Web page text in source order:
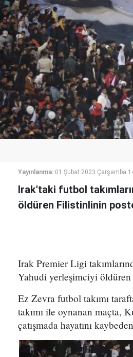
Yayınlanma: 01 Şubat 2023 Çarşamba
Irak'taki futbol
öldüren Filistinlinin
Irak Premier Ligi
Yahudi yerleşimciyi öldüren
Ez Zevra futbol takımı
takımı ile oynanan maçta,
çatışmada hayatını